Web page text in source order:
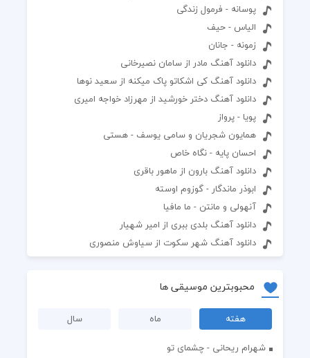
پوسانه - فرمول زندگی
الیاس - حیف
زمونه - جانان
دانلود آهنگ مادر از سامان نصیرخانی
دانلود آهنگ کی اشکاتو پاک میکنه از سعید نوها
دانلود آهنگ دختر خورشید از مهرزاد خواجه امیری
پویا - پرواز
همایون شجریان و سامی یوسف - هستی
احسان پایه - نگاه خاص
دانلود آهنگ بارون از ماهور باقری
ابوذر ماندگار - گوزوم اوسته
آنهولی و مانتن - ما مافیا
دانلود آهنگ بلدی ببری از امیر شهیار
دانلود آهنگ شهر سکوت از سیاوش منصوری
محبوبترین موسیقی ها
هفته ماه
سال
شهرام ریحانی - چشمای تو